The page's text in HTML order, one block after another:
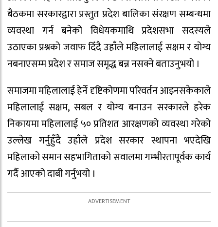
बैठकमा सरकारद्वारा प्रस्तुत प्रदेश बालिका संरक्षण सम्बन्धमा
व्यवस्था गर्न बनेको विधेयकमाथि प्रदेशसभा सदस्यले
उठाएका प्रश्नको जवाफ दिँदै उहाँले महिलालाई सक्षम र योग्य
नबनाएसम्म प्रदेश र समाज समृद्ध बन्न नसक्ने बताउनुभयो ।
समाजमा महिलालाई हेर्ने दृष्टिकोणमा परिवर्तन आइनसकेकाले
महिलालाई सक्षम, सबल र योग्य बनाउन सरकारले हरेक
निकायमा महिलालाई ५० प्रतिशत आरक्षणको व्यवस्था गरेको
उल्लेख गर्नुहुँदै उहाँले प्रदेश सरकार स्थापना भएदेखि
महिलाको समान सहभागिताको सवालमा गम्भीरतापूर्वक कार्य
गर्दै आएको दाबी गर्नुभयो ।